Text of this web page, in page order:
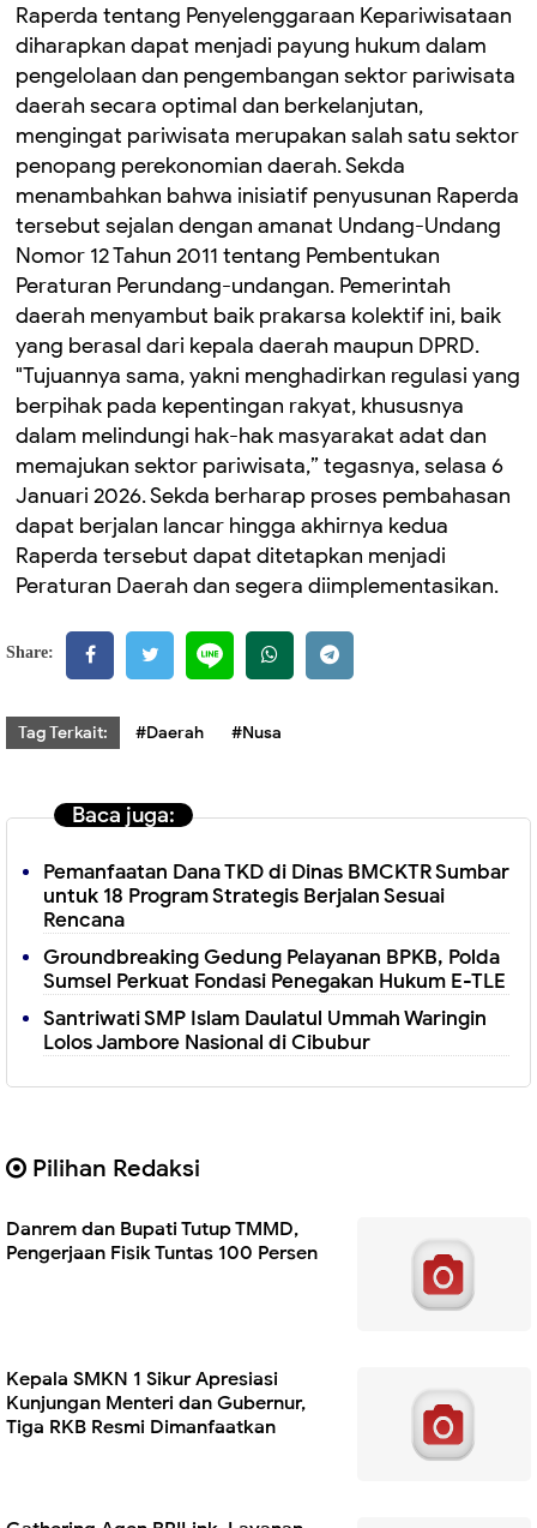
Raperda tentang Penyelenggaraan Kepariwisataan
diharapkan dapat menjadi payung hukum dalam
pengelolaan dan pengembangan sektor pariwisata
daerah secara optimal dan berkelanjutan,
mengingat pariwisata merupakan salah satu sektor
penopang perekonomian daerah. ‎Sekda
menambahkan bahwa inisiatif penyusunan Raperda
tersebut sejalan dengan amanat Undang-Undang
Nomor 12 Tahun 2011 tentang Pembentukan
Peraturan Perundang-undangan. ‎Pemerintah
daerah menyambut baik prakarsa kolektif ini, baik
yang berasal dari kepala daerah maupun DPRD.
‎"Tujuannya sama, yakni menghadirkan regulasi yang
berpihak pada kepentingan rakyat, khususnya
dalam melindungi hak-hak masyarakat adat dan
memajukan sektor pariwisata,” tegasnya, selasa 6
Januari 2026. ‎Sekda berharap proses pembahasan
dapat berjalan lancar hingga akhirnya kedua
Raperda tersebut dapat ditetapkan menjadi
Peraturan Daerah dan segera diimplementasikan.
Share:
Tag Terkait: #Daerah #Nusa
Baca juga:
Pemanfaatan Dana TKD di Dinas BMCKTR Sumbar
untuk 18 Program Strategis Berjalan Sesuai
Rencana
Groundbreaking Gedung Pelayanan BPKB, Polda
Sumsel Perkuat Fondasi Penegakan Hukum E-TLE
Santriwati SMP Islam Daulatul Ummah Waringin
Lolos Jambore Nasional di Cibubur
Pilihan Redaksi
Danrem dan Bupati Tutup TMMD,
Pengerjaan Fisik Tuntas 100 Persen
Kepala SMKN 1 Sikur Apresiasi
Kunjungan Menteri dan Gubernur,
Tiga RKB Resmi Dimanfaatkan